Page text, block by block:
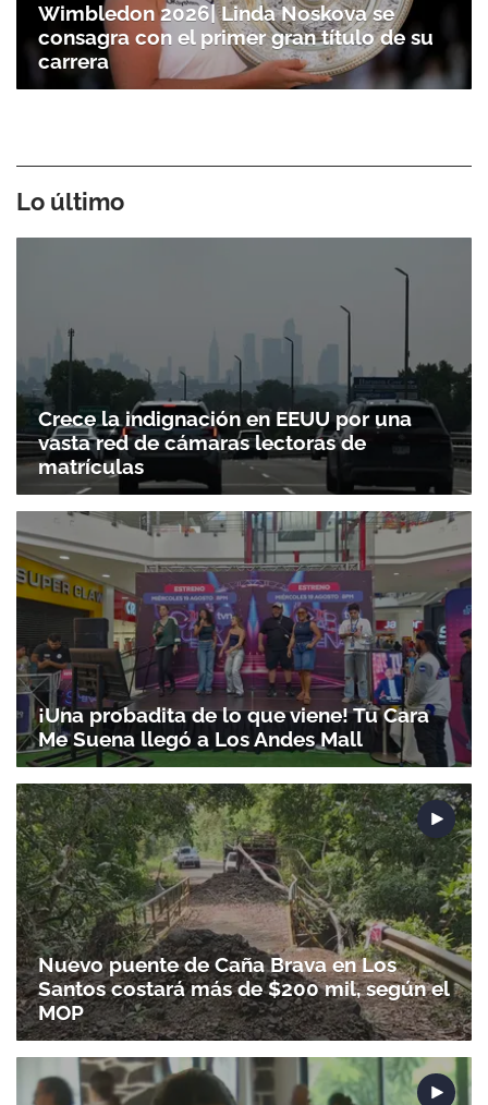
Wimbledon 2026| Linda Noskova se
consagra con el primer gran título de su
carrera
Lo último
Crece la indignación en EEUU por una
vasta red de cámaras lectoras de
matrículas
¡Una probadita de lo que viene! Tu Cara
Me Suena llegó a Los Andes Mall
Nuevo puente de Caña Brava en Los
Santos costará más de $200 mil, según el
MOP